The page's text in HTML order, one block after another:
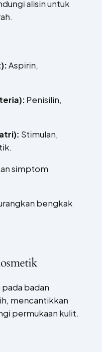
alisin untuk
Aspirin,
Penisilin,
Stimulan,
simptom
bengkak
pada badan
mencantikkan
permukaan kulit.